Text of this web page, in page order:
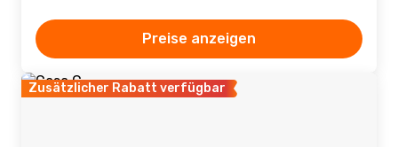
Preise anzeigen
Zusätzlicher Rabatt verfügbar